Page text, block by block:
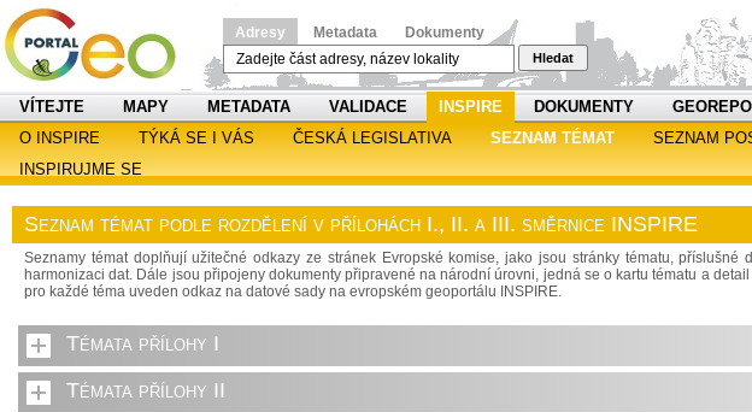
Adresy Metadata Dokumenty
Hledat
VÍTEJTE MAPY METADATA VALIDACE INSPIRE DOKUMENTY
O INSPIRE
TÝKÁ SE I VÁS ČESKÁ LEGISLATIVA SEZNAM TÉMAT SEZNAM
INSPIRUJME SE
Seznam témat podle rozdělení v přílohách I., II. a III. směrnice INSPIRE
Seznamy témat doplňují užitečné odkazy ze stránek Evropské komise, jako jsou stránky tématu,
harmonizaci dat. Dále jsou připojeny dokumenty připravené na národní úrovni, jedná se o kartu tématu a
pro každé téma uveden odkaz na datové sady na evropském geoportálu INSPIRE.
Témata přílohy I
Témata přílohy II